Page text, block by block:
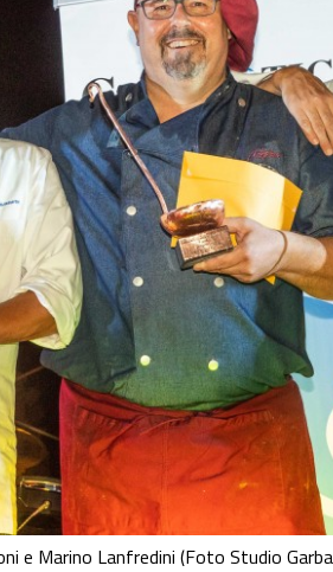
e Marino Lanfredini (Foto Studio